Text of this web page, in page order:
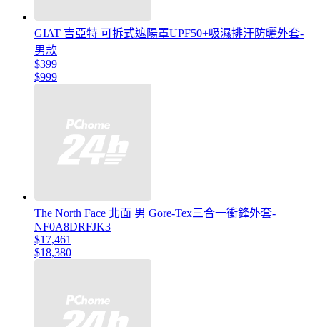
GIAT 吉亞特 可拆式遮陽罩UPF50+吸濕排汗防曬外套-
男款
$399
$999
The North Face 北面 男 Gore-Tex三合一衝鋒外套-
NF0A8DRFJK3
$17,461
$18,380